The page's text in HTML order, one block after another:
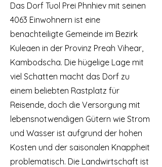
Das Dorf Tuol Prei Phnhiev mit seinen
4063 Einwohnern ist eine
benachteiligte Gemeinde im Bezirk
Kuleaen in der Provinz Preah Vihear,
Kambodscha. Die hügelige Lage mit
viel Schatten macht das Dorf zu
einem beliebten Rastplatz für
Reisende, doch die Versorgung mit
lebensnotwendigen Gütern wie Strom
und Wasser ist aufgrund der hohen
Kosten und der saisonalen Knappheit
problematisch. Die Landwirtschaft ist